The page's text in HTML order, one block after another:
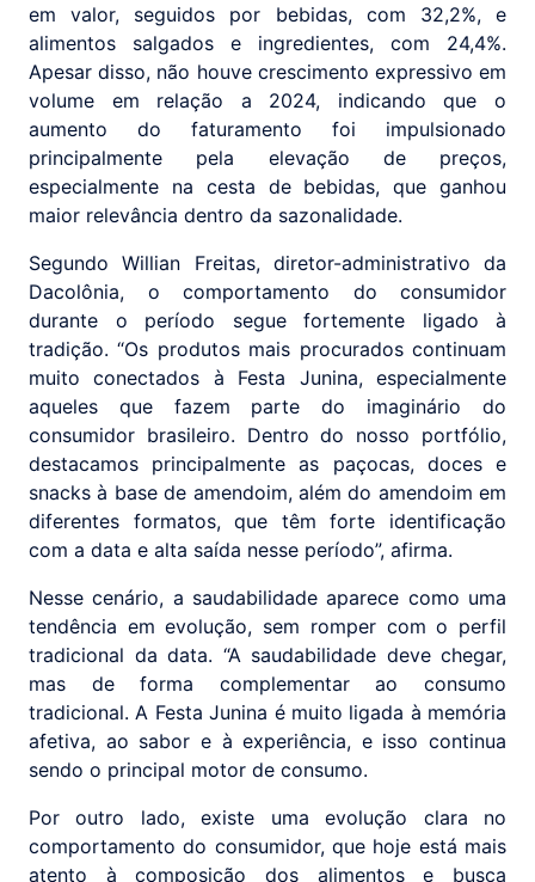
em valor, seguidos por bebidas, com 32,2%, e
alimentos salgados e ingredientes, com 24,4%.
Apesar disso, não houve crescimento expressivo em
volume em relação a 2024, indicando que o
aumento do faturamento foi impulsionado
principalmente pela elevação de preços,
especialmente na cesta de bebidas, que ganhou
maior relevância dentro da sazonalidade.
Segundo Willian Freitas, diretor-administrativo da
Dacolônia, o comportamento do consumidor
durante o período segue fortemente ligado à
tradição. “Os produtos mais procurados continuam
muito conectados à Festa Junina, especialmente
aqueles que fazem parte do imaginário do
consumidor brasileiro. Dentro do nosso portfólio,
destacamos principalmente as paçocas, doces e
snacks à base de amendoim, além do amendoim em
diferentes formatos, que têm forte identificação
com a data e alta saída nesse período”, afirma.
Nesse cenário, a saudabilidade aparece como uma
tendência em evolução, sem romper com o perfil
tradicional da data. “A saudabilidade deve chegar,
mas de forma complementar ao consumo
tradicional. A Festa Junina é muito ligada à memória
afetiva, ao sabor e à experiência, e isso continua
sendo o principal motor de consumo.
Por outro lado, existe uma evolução clara no
comportamento do consumidor, que hoje está mais
atento à composição dos alimentos e busca